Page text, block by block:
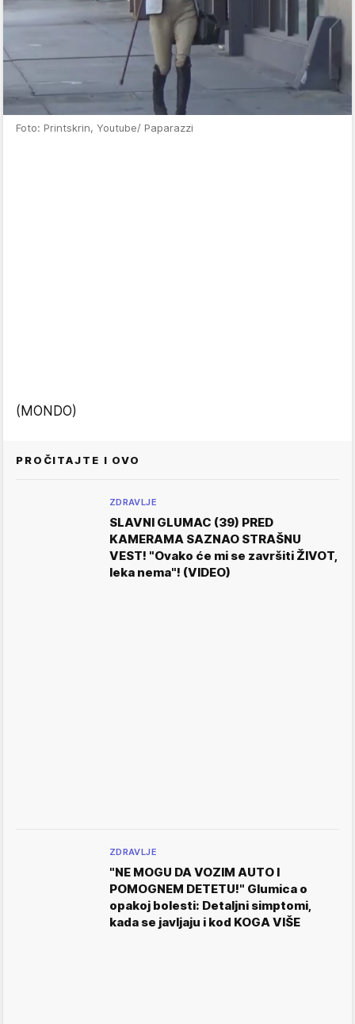
Foto: Printskrin, Youtube/ Paparazzi
(MONDO)
PROČITAJTE I OVO
ZDRAVLJE
SLAVNI GLUMAC (39) PRED
KAMERAMA SAZNAO STRAŠNU
VEST! "Ovako će mi se završiti ŽIVOT,
leka nema"! (VIDEO)
ZDRAVLJE
"NE MOGU DA VOZIM AUTO I
POMOGNEM DETETU!" Glumica o
opakoj bolesti: Detaljni simptomi,
kada se javljaju i kod KOGA VIŠE